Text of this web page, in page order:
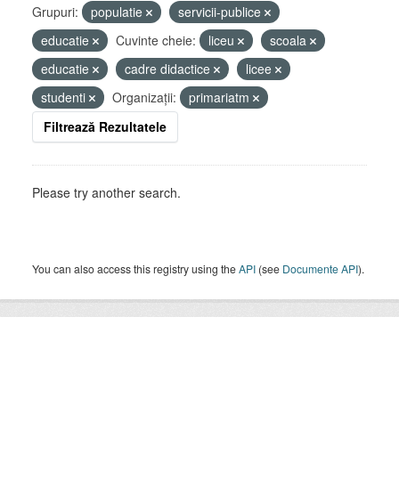
Grupuri: populatie
servicii-publice
educatie
Cuvinte cheie: liceu
scoala
educatie
cadre didactice
licee
studenti
Organizații:
primariatm
Filtrează Rezultatele
Please try another search.
You can also access this registry using theAPI (see Documente API).